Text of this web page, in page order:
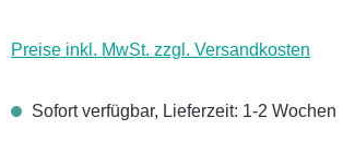
Preise inkl. MwSt. zzgl. Versandkosten
Sofort verfügbar, Lieferzeit: 1-2 Wochen